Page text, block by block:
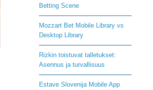
Betting Scene
Mozzart Bet Mobile Library vs
Desktop Library
Rizkin toistuvat talletukset:
Asennus ja turvallisuus
Estave Slovenija Mobile App